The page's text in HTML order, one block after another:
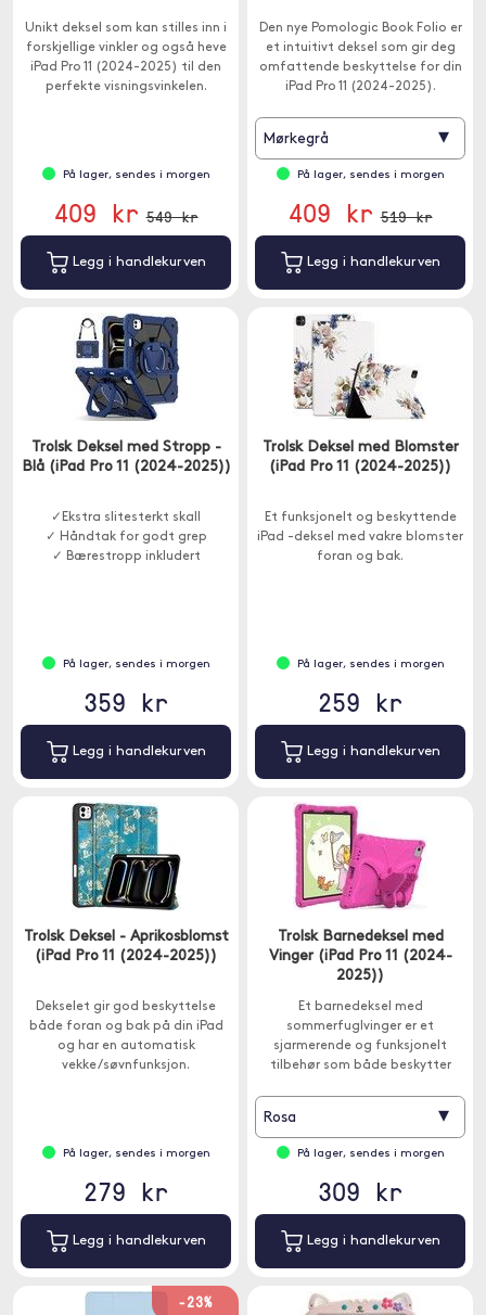
Unikt deksel som kan stilles inn i
forskjellige vinkler og også heve
iPad Pro 11 (2024-2025) til den
perfekte visningsvinkelen.
På lager, sendes i morgen
409 kr 549 kr
Legg i handlekurven
Den nye Pomologic Book Folio er
et intuitivt deksel som gir deg
omfattende beskyttelse for din
iPad Pro 11 (2024-2025).
Mørkegrå ▾
På lager, sendes i morgen
409 kr 519 kr
Legg i handlekurven
Trolsk Deksel med Stropp -
Blå (iPad Pro 11 (2024-2025))
✓Ekstra slitesterkt skall
✓ Håndtak for godt grep
✓ Bærestropp inkludert
På lager, sendes i morgen
359 kr
Legg i handlekurven
Trolsk Deksel med Blomster
(iPad Pro 11 (2024-2025))
Et funksjonelt og beskyttende
iPad -deksel med vakre blomster
foran og bak.
På lager, sendes i morgen
259 kr
Legg i handlekurven
Trolsk Deksel - Aprikosblomst
(iPad Pro 11 (2024-2025))
Dekselet gir god beskyttelse
både foran og bak på din iPad
og har en automatisk
vekke/søvnfunksjon.
På lager, sendes i morgen
279 kr
Legg i handlekurven
Trolsk Barnedeksel med
Vinger (iPad Pro 11 (2024-
2025))
Et barnedeksel med
sommerfuglvinger er et
sjarmerende og funksjonelt
tilbehør som både beskytter
Rosa ▾
På lager, sendes i morgen
309 kr
Legg i handlekurven
-23%